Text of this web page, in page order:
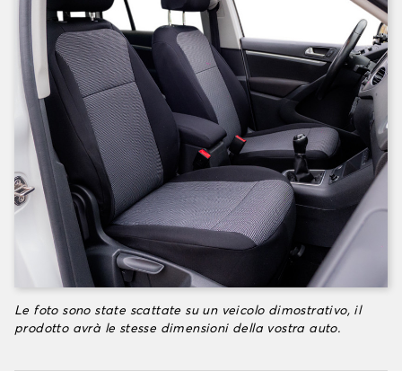
Le foto sono state scattate su un veicolo dimostrativo, il
prodotto avrà le stesse dimensioni della vostra auto.